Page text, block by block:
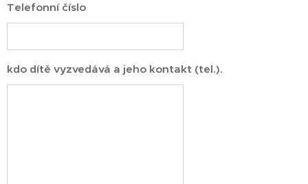
Telefonní číslo
kdo dítě vyzvedává a jeho kontakt (tel.).